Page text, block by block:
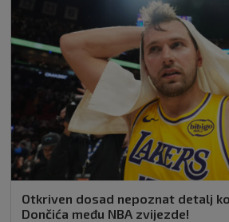
Otkriven dosad nepoznat detalj
Dončića među NBA zvijezde!